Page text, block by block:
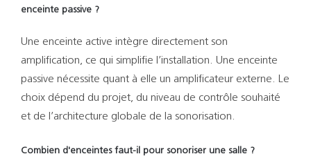
enceinte passive ?
Une enceinte active intègre directement son
amplification, ce qui simplifie l’installation. Une enceinte
passive nécessite quant à elle un amplificateur externe. Le
choix dépend du projet, du niveau de contrôle souhaité
et de l’architecture globale de la sonorisation.
Combien d'enceintes faut-il pour sonoriser une salle ?